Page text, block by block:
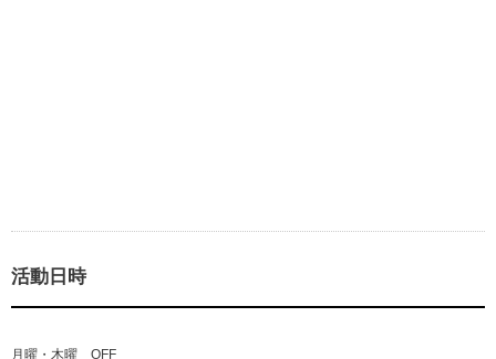
活動日時
月曜・木曜 OFF